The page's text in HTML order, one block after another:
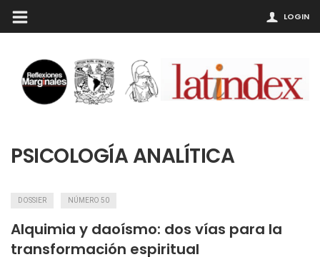
LOGIN
PSICOLOGÍA ANALÍTICA
DOSSIER NÚMERO 50
Alquimia y daoísmo: dos vías para la
transformación espiritual